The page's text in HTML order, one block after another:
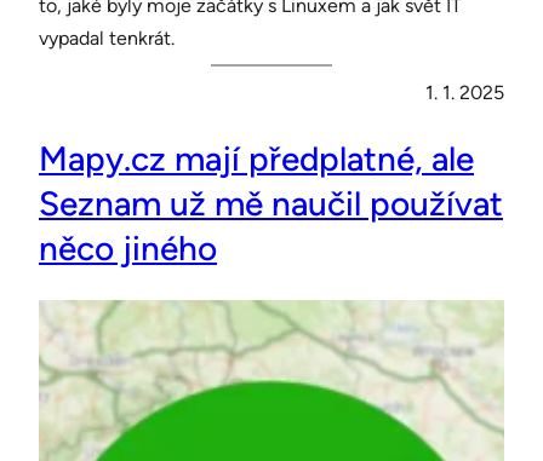
to, jaké byly moje začátky s Linuxem a jak svět IT
vypadal tenkrát.
1. 1. 2025
Mapy.cz mají předplatné, ale
Seznam už mě naučil používat
něco jiného